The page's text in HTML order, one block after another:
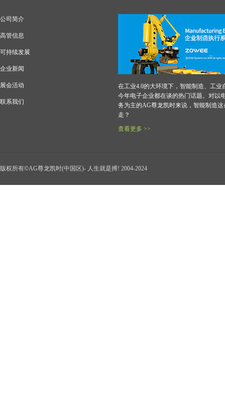
公司简介
高管信息
可持续发展
企业新闻
展会活动
联系我们
在工业4.0的大环境下，智能制造、工业
今年电子企业都在谈的热门话题。对以
务为主的AG尊龙凯时来说，智能制造这
走？
查看更多 >>
版权所有©AG尊龙凯时(中国区)- 人生就是搏! 2004-2024